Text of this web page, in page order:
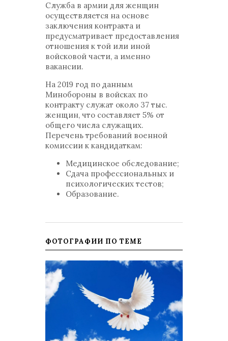
Служба в армии для женщин
осуществляется на основе
заключения контракта и
предусматривает предоставления
отношения к той или иной
войсковой части, а именно
вакансии.
На 2019 год по данным
Минобороны в войсках по
контракту служат около 37 тыс.
женщин, что составляет 5% от
общего числа служащих.
Перечень требований военной
комиссии к кандидаткам:
Медицинское обследование;
Сдача профессиональных и
психологических тестов;
Образование.
ФОТОГРАФИИ ПО ТЕМЕ